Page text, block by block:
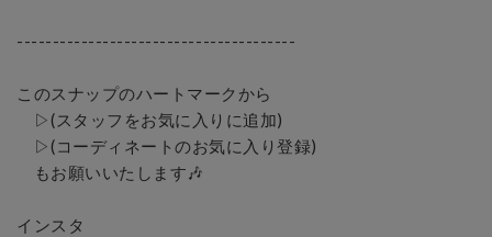
---------------------------------------
このスナップのハートマークから
▷(スタッフをお気に入りに追加)
▷(コーディネートのお気に入り登録)
もお願いいたします🎶
インスタ